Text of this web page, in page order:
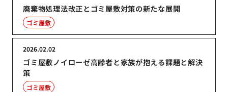
廃棄物処理法改正とゴミ屋敷対策の新たな展開
ゴミ屋敷
ゴミ屋敷ノイローゼ高齢者と家族が抱える課題と解決
策
2026.02.02
ゴミ屋敷